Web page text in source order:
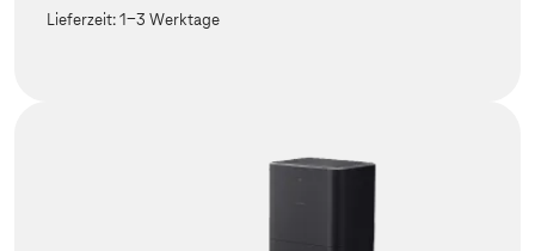
Lieferzeit:1-3 Werktage